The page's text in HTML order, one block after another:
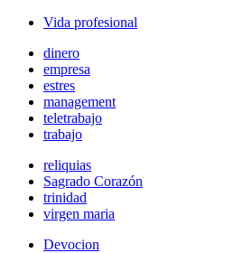
Vida profesional
dinero
empresa
estres
management
teletrabajo
trabajo
reliquias
Sagrado Corazón
trinidad
virgen maria
Devocion